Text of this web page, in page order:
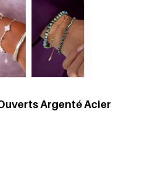
Argenté Acier